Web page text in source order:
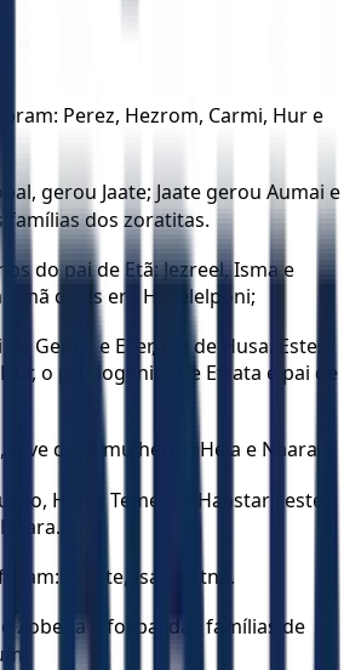
Perez, Hezrom, Carmi, Hur e
gerou Jaate; Jaate gerou Aumai e
famílias dos zoratitas.
do pai de Etã: Jezreel, Isma e
irmã deles era Hazelelponi;
de Gedor, e Ezer, pai de Husa. Estes
o primogênito de Efrata e pai de
teve duas mulheres: Hela e Naara.
Héfer, Temeni e Haastari; estes
Zerete, Isar e Etnã.
e Zobeba e foi pai das famílias de